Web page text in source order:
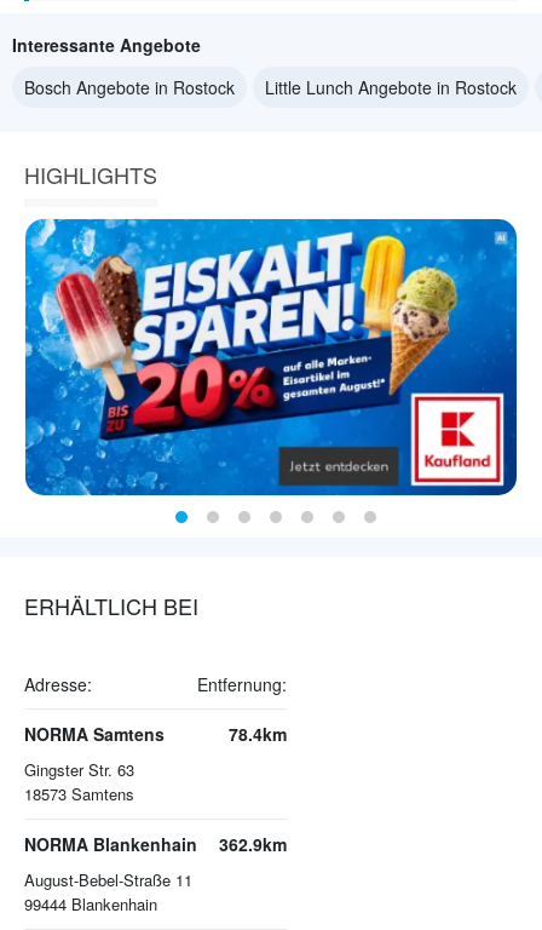
Interessante Angebote
Bosch Angebote in Rostock
Little Lunch Angebote in Rostock
HIGHLIGHTS
ERHÄLTLICH BEI
Adresse: Entfernung:
NORMA Samtens
Gingster Str. 63
18573 Samtens
78.4km
NORMA Blankenhain
August-Bebel-Straße 11
99444 Blankenhain
362.9km